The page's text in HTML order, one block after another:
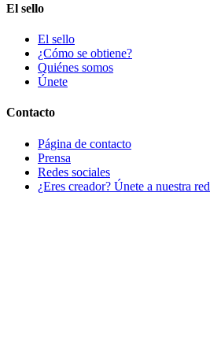
El sello
El sello
¿Cómo se obtiene?
Quiénes somos
Únete
Contacto
Página de contacto
Prensa
Redes sociales
¿Eres creador? Únete a nuestra red